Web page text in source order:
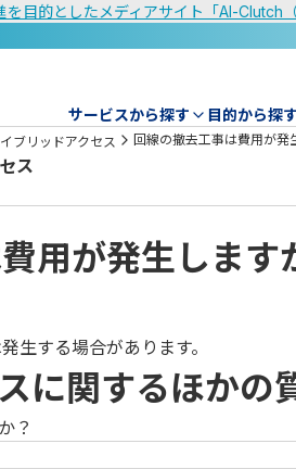
を目的としたメディアサイト「AI-Clutch
サービスから探す 目的から探す
ブリッドアクセス 回線の撤去工事は費用が発
ス
用が発生します
生する場合があります。
に関するほかの
？